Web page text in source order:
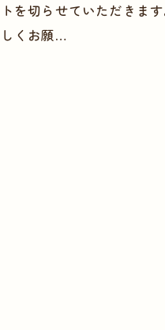
トを切らせていただきま
しくお願…